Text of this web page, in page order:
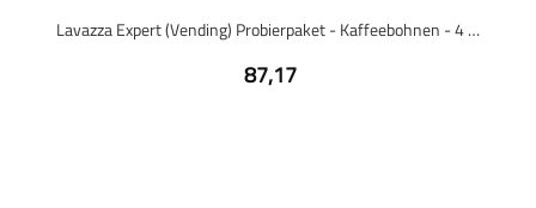
Lavazza Expert (Vending) Probierpaket - Kaffeebohnen - 4 x 1 Kilo
87,17